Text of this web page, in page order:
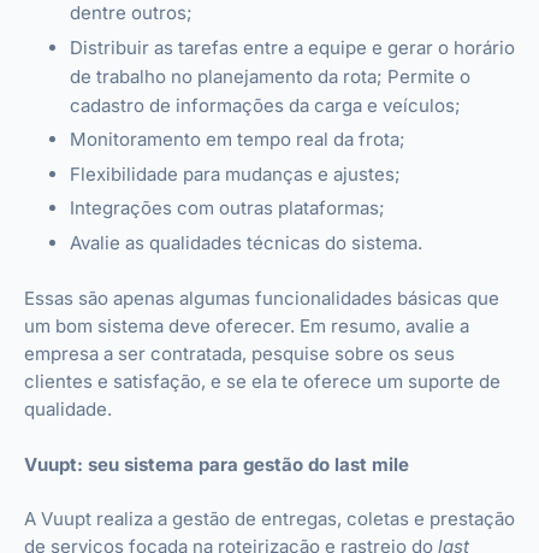
dentre outros;
Distribuir as tarefas entre a equipe e gerar o horário
de trabalho no planejamento da rota; Permite o
cadastro de informações da carga e veículos;
Monitoramento em tempo real da frota;
Flexibilidade para mudanças e ajustes;
Integrações com outras plataformas;
Avalie as qualidades técnicas do sistema.
Essas são apenas algumas funcionalidades básicas que
um bom sistema deve oferecer. Em resumo, avalie a
empresa a ser contratada, pesquise sobre os seus
clientes e satisfação, e se ela te oferece um suporte de
qualidade.
Vuupt: seu sistema para gestão do last mile
A Vuupt realiza a gestão de entregas, coletas e prestação
de serviços focada na roteirização e rastreio do last